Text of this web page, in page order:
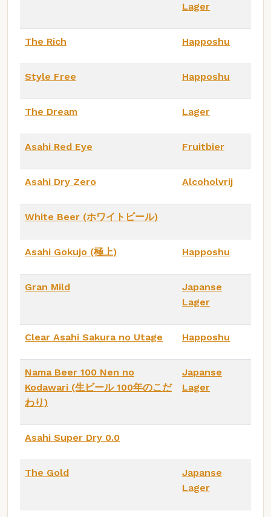
Lager
The Rich Happoshu
Style Free Happoshu
The Dream Lager
Asahi Red Eye Fruitbier
Asahi Dry Zero Alcoholvrij
White Beer (ホワイトビール)
Asahi Gokujo (極上) Happoshu
Gran Mild
Japanse
Lager
Clear Asahi Sakura no Utage Happoshu
Nama Beer 100 Nen no
Kodawari (生ビール 100年のこだ
わり)
Japanse
Lager
Asahi Super Dry 0.0
The Gold
Japanse
Lager